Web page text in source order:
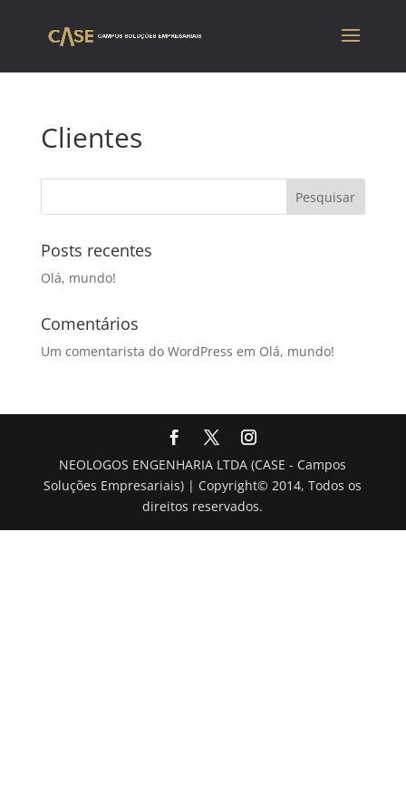
Clientes
Posts recentes
Olá, mundo!
Comentários
Um comentarista do WordPress em Olá, mundo!
NEOLOGOS ENGENHARIA LTDA (CASE - Campos
Soluções Empresariais) | Copyright© 2014, Todos os
direitos reservados.